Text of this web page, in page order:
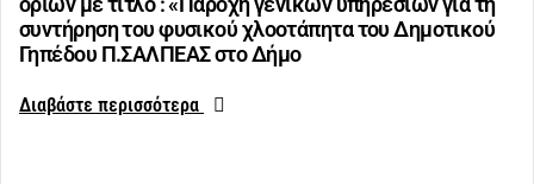
συντήρηση του φυσικού χλοοτάπητα του Δημοτικού
Γηπέδου Π.ΣΑΛΠΕΑΣ στο Δήμο
Διαβάστε περισσότερα